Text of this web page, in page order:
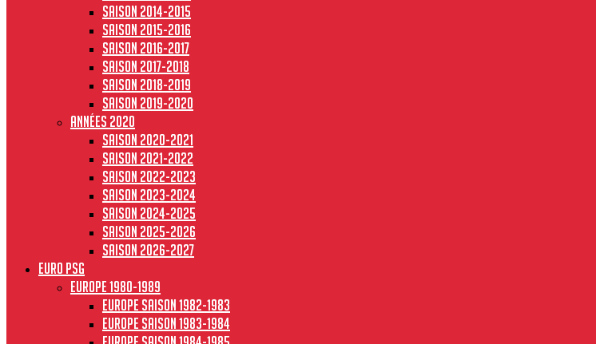
Saison 2014-2015
Saison 2015-2016
Saison 2016-2017
Saison 2017-2018
Saison 2018-2019
Saison 2019-2020
Années 2020
Saison 2020-2021
Saison 2021-2022
Saison 2022-2023
Saison 2023-2024
Saison 2024-2025
Saison 2025-2026
Saison 2026-2027
Euro PSG
Europe 1980-1989
Europe saison 1982-1983
Europe Saison 1983-1984